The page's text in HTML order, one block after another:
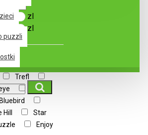
puzzli
zl
zl
Trefl
Bluebird
Star
Enjoy